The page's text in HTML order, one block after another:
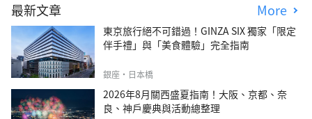
最新文章 More
東京旅行絕不可錯過！GINZA SIX 獨家「限定
伴手禮」與「美食體驗」完全指南
銀座・日本橋
2026年8月關西盛夏指南！大阪、京都、奈
良、神戶慶典與活動總整理